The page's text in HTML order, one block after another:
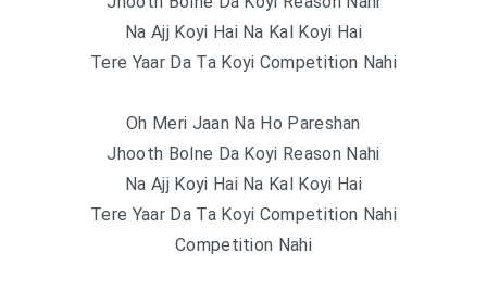
Na Ajj Koyi Hai Na Kal Koyi Hai
Tere Yaar Da Ta Koyi Competition Nahi
Oh Meri Jaan Na Ho Pareshan
Jhooth Bolne Da Koyi Reason Nahi
Na Ajj Koyi Hai Na Kal Koyi Hai
Tere Yaar Da Ta Koyi Competition Nahi
Competition Nahi